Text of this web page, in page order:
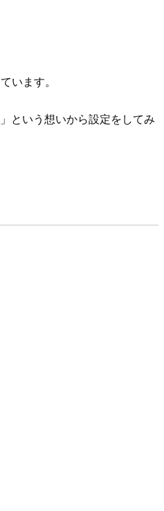
います。
という想いから設定をしてみ